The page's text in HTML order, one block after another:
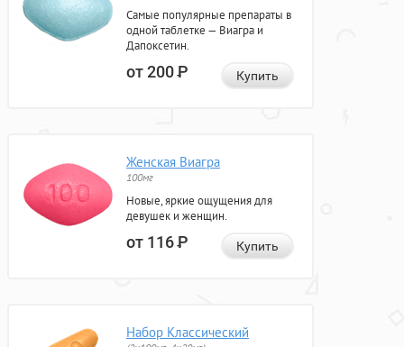
Самые популярные препараты в
одной таблетке — Виагра и
Дапоксетин.
от 200Р Купить
Женская Виагра
100мг
Новые, яркие ощущения для
девушек и женщин.
от 116Р Купить
Набор Классический